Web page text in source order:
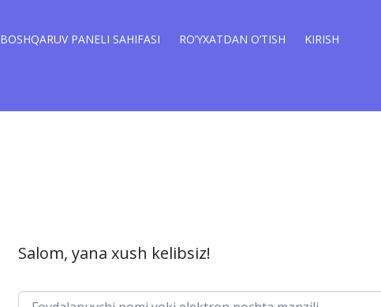
BOSHQARUV PANELI SAHIFASI RO’YXATDAN O’TISH KIRISH
Salom, yana xush kelibsiz!